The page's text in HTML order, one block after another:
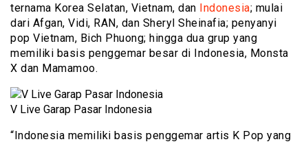
ternama Korea Selatan, Vietnam, dan Indonesia; mulai
dari Afgan, Vidi, RAN, dan Sheryl Sheinafia; penyanyi
pop Vietnam, Bich Phuong; hingga dua grup yang
memiliki basis penggemar besar di Indonesia, Monsta
X dan Mamamoo.
V Live Garap Pasar Indonesia
“Indonesia memiliki basis penggemar artis K Pop yang